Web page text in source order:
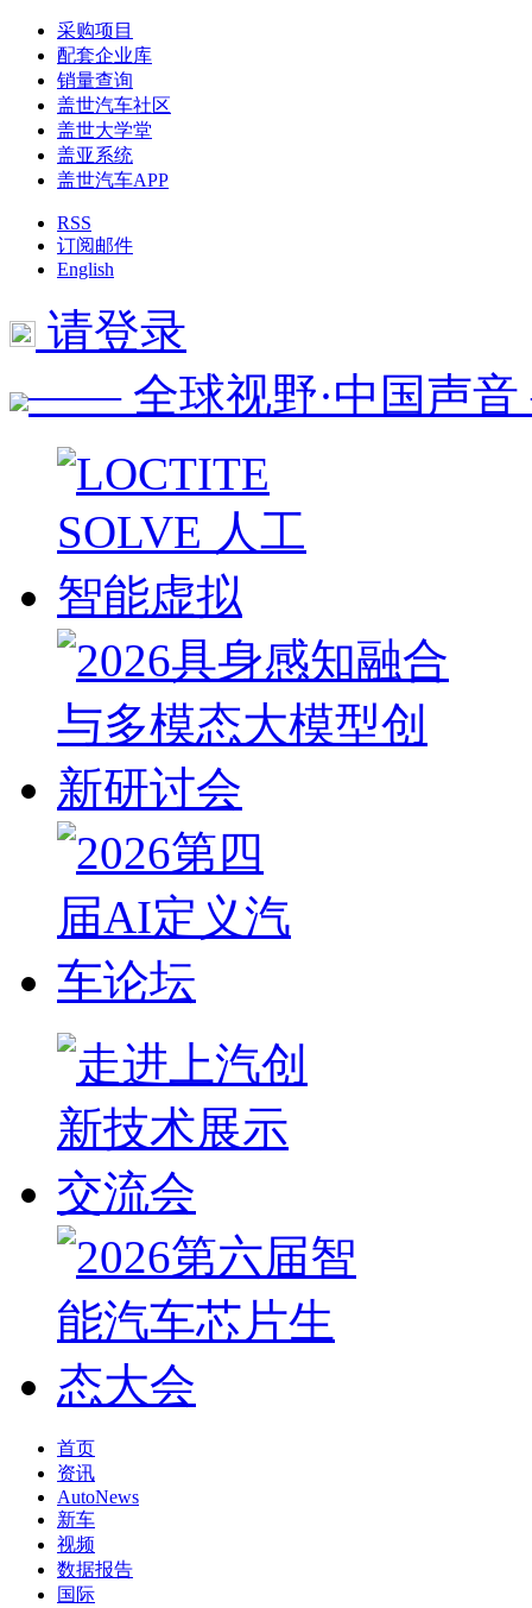
采购项目
配套企业库
销量查询
盖世汽车社区
盖世大学堂
盖亚系统
盖世汽车APP
RSS
订阅邮件
English
请登录
—— 全球视野·中国声
首页
资讯
AutoNews
新车
视频
数据报告
国际